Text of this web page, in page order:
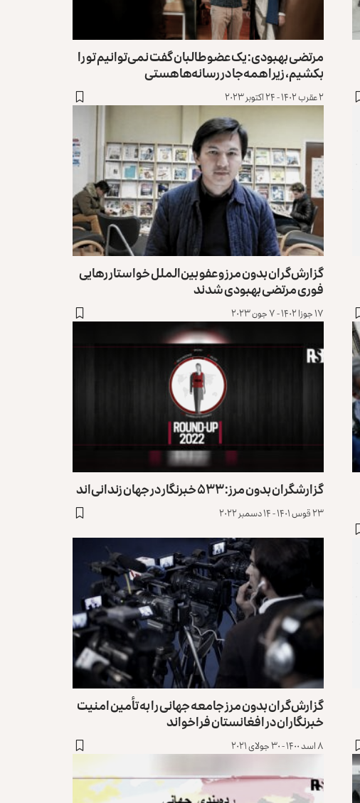
مرتضی بهبودی: یک عضو طالبان گفت نمی‌توانیم تو را
بکشیم، زیرا همه‌جا در رسانه‌ها هستی
۲ عقرب ۱۴۰۲ - ۲۴ اکتوبر ۲۰۲۳
گزارش‌گران بدون مرز و عفو بین‌الملل خواستار رهایی
فوری مرتضی بهبودی شدند
۱۷ جوزا ۱۴۰۲ - ۷ جون ۲۰۲۳
گزارشگران بدون مرز: ۵۳۳ خبرنگار در جهان زندانی‌اند
۲۳ قوس ۱۴۰۱ - ۱۴ دسمبر ۲۰۲۲
گزارش‌گران بدون مرز جامعه جهانی را به تأمین امنیت
خبرنگاران در افغانستان فراخواند
۸ اسد ۱۴۰۰ - ۳۰ جولای ۲۰۲۱